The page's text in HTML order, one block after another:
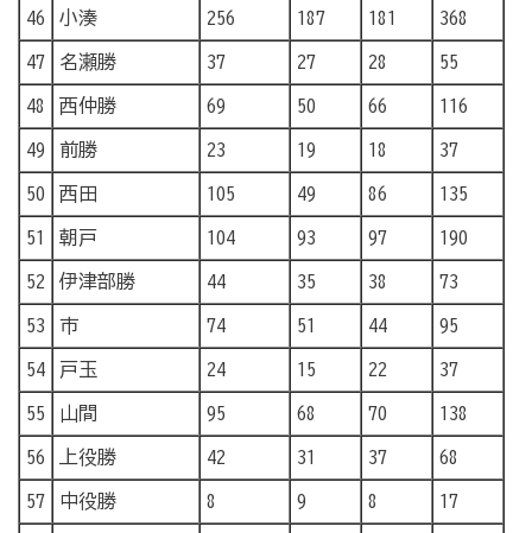
46 小湊 256 187 181 368
47 名瀬勝 37 27 28 55
48 西仲勝 69 50 66 116
49 前勝 23 19 18 37
50 西田 105 49 86 135
51 朝戸 104 93 97 190
52 伊津部勝 44 35 38 73
53 市 74 51 44 95
54 戸玉 24 15 22 37
55 山間 95 68 70 138
56 上役勝 42 31 37 68
57 中役勝 8 9 8 17